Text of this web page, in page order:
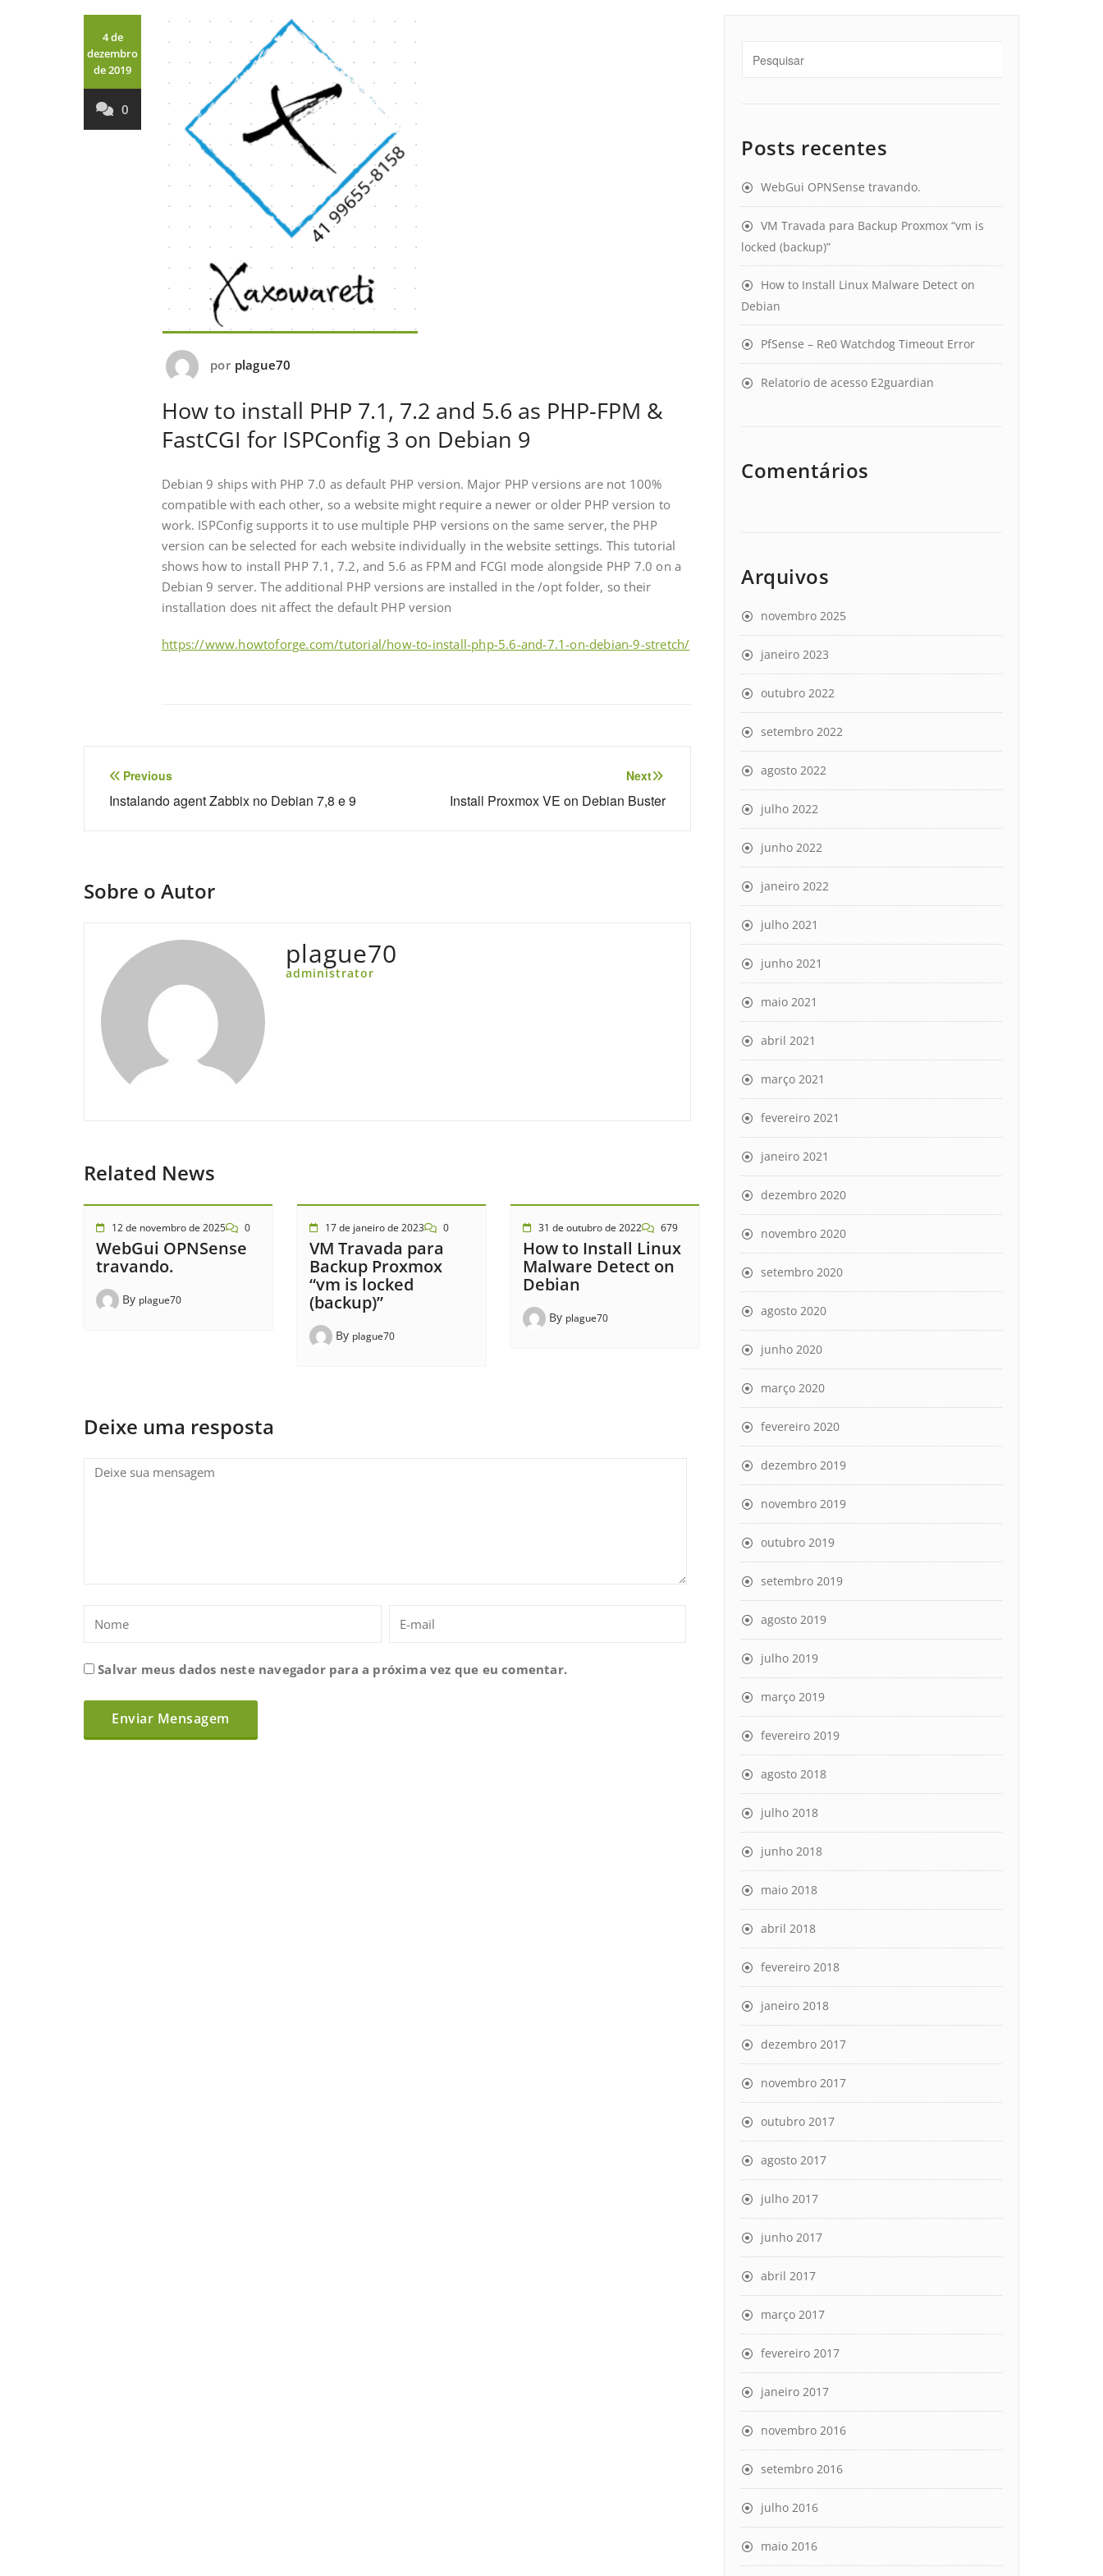
4 de
dezembro
de 2019
0
por plague70
How to install PHP 7.1, 7.2 and 5.6 as PHP-FPM &
FastCGI for ISPConfig 3 on Debian 9
Debian 9 ships with PHP 7.0 as default PHP version. Major PHP versions are not 100%
compatible with each other, so a website might require a newer or older PHP version to
work. ISPConfig supports it to use multiple PHP versions on the same server, the PHP
version can be selected for each website individually in the website settings. This tutorial
shows how to install PHP 7.1, 7.2, and 5.6 as FPM and FCGI mode alongside PHP 7.0 on a
Debian 9 server. The additional PHP versions are installed in the /opt folder, so their
installation does nit affect the default PHP version
https://www.howtoforge.com/tutorial/how-to-install-php-5.6-and-7.1-on-debian-9-stretch/
Navegação
de
Previous
Instalando agent Zabbix no Debian 7,8 e 9
Next
Install Proxmox VE on Debian Buster
Sobre o Autor
plague70
administrator
Related News
12 de novembro de 2025 0
WebGui OPNSense
travando.
By plague70
17 de janeiro de 2023 0
VM Travada para
Backup Proxmox
“vm is locked
(backup)”
By plague70
31 de outubro de 2022 679
How to Install Linux
Malware Detect on
Debian
By plague70
Deixe uma resposta
Salvar meus dados neste navegador para a próxima vez que eu comentar.
Posts recentes
WebGui OPNSense travando.
VM Travada para Backup Proxmox “vm is
locked (backup)”
How to Install Linux Malware Detect on
Debian
PfSense – Re0 Watchdog Timeout Error
Relatorio de acesso E2guardian
Comentários
Arquivos
novembro 2025
janeiro 2023
outubro 2022
setembro 2022
agosto 2022
julho 2022
junho 2022
janeiro 2022
julho 2021
junho 2021
maio 2021
abril 2021
março 2021
fevereiro 2021
janeiro 2021
dezembro 2020
novembro 2020
setembro 2020
agosto 2020
junho 2020
março 2020
fevereiro 2020
dezembro 2019
novembro 2019
outubro 2019
setembro 2019
agosto 2019
julho 2019
março 2019
fevereiro 2019
agosto 2018
julho 2018
junho 2018
maio 2018
abril 2018
fevereiro 2018
janeiro 2018
dezembro 2017
novembro 2017
outubro 2017
agosto 2017
julho 2017
junho 2017
abril 2017
março 2017
fevereiro 2017
janeiro 2017
novembro 2016
setembro 2016
julho 2016
maio 2016